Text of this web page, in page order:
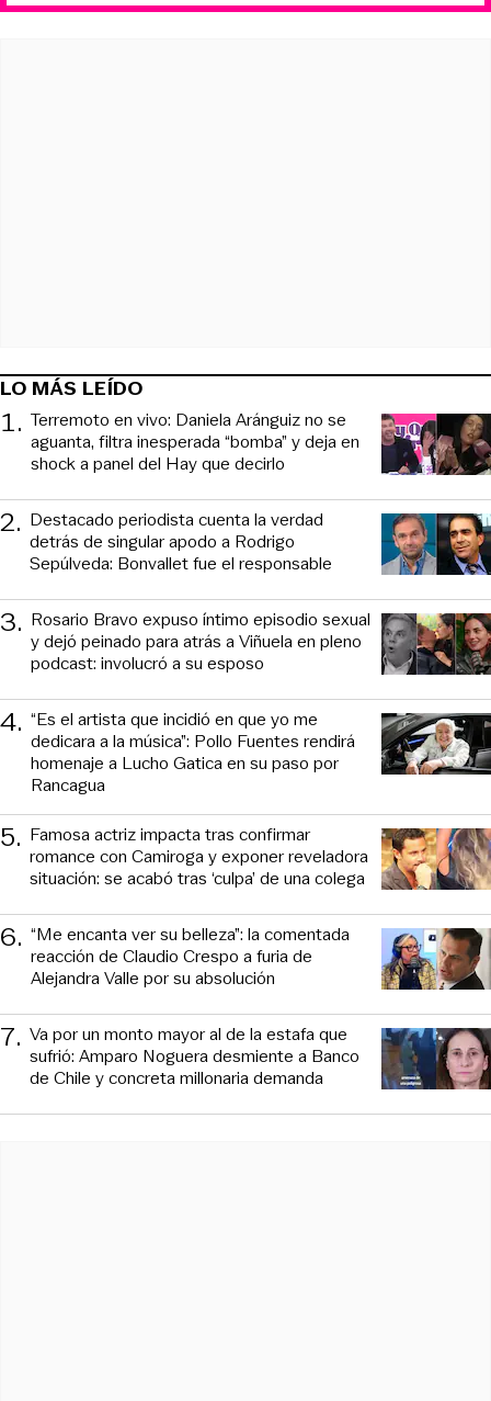
LO MÁS LEÍDO
1. Terremoto en vivo: Daniela Aránguiz no se
aguanta, filtra inesperada “bomba” y deja en
shock a panel del Hay que decirlo
2. Destacado periodista cuenta la verdad
detrás de singular apodo a Rodrigo
Sepúlveda: Bonvallet fue el responsable
3. Rosario Bravo expuso íntimo episodio sexual
y dejó peinado para atrás a Viñuela en pleno
podcast: involucró a su esposo
4. “Es el artista que incidió en que yo me
dedicara a la música”: Pollo Fuentes rendirá
homenaje a Lucho Gatica en su paso por
Rancagua
5. Famosa actriz impacta tras confirmar
romance con Camiroga y exponer reveladora
situación: se acabó tras ‘culpa’ de una colega
6. “Me encanta ver su belleza”: la comentada
reacción de Claudio Crespo a furia de
Alejandra Valle por su absolución
7. Va por un monto mayor al de la estafa que
sufrió: Amparo Noguera desmiente a Banco
de Chile y concreta millonaria demanda